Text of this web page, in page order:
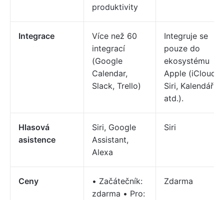
produktivity
Integrace
Více než 60
integrací
(Google
Calendar,
Slack, Trello)
Integruje se
pouze do
ekosystému
Apple (iCloud,
Siri, Kalendář
atd.).
Hlasová
asistence
Siri, Google
Assistant,
Alexa
Siri
Ceny
• Začátečník:
zdarma • Pro:
Zdarma